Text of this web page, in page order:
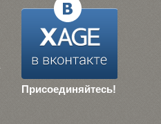
Присоединяйтесь!